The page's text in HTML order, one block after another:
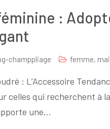
:
champpliage femme,
: L’Accessoire
celles qui recherchent à
une…